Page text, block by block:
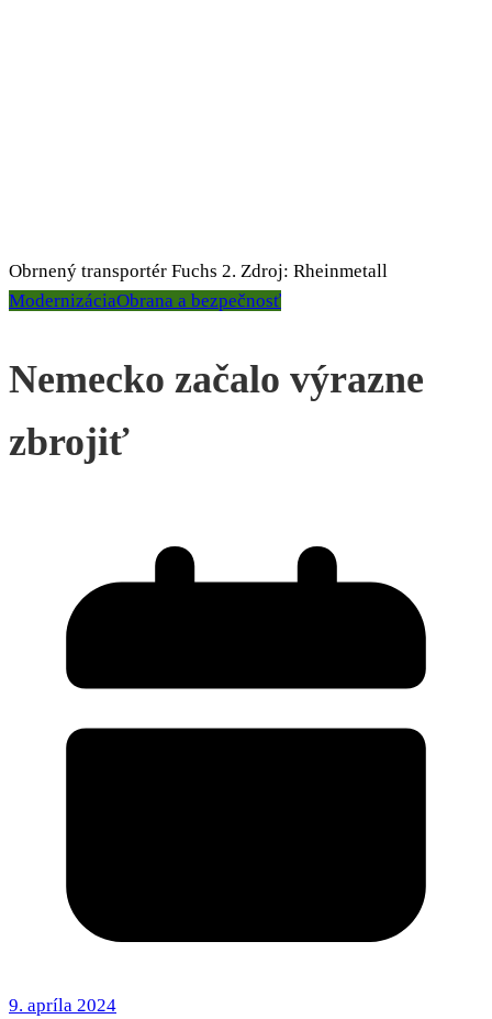
Obrnený transportér Fuchs 2. Zdroj: Rheinmetall
ModernizáciaObrana a bezpečnosť
Nemecko začalo výrazne
zbrojiť
9. apríla 2024